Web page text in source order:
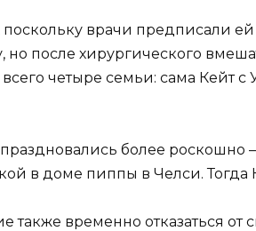
поскольку врачи предписали
но после хирургического
четыре семьи: сама Кейт
более
в доме пиппы в Челси. Тогда
временно отказаться от